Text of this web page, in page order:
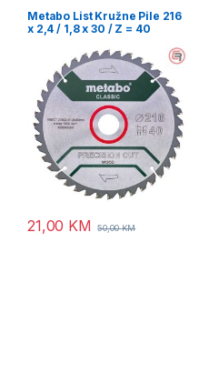
Metabo List Kružne Pile 216
x 2,4 / 1,8 x 30 / Z = 40
628060000
21,00 KM 50,00KM